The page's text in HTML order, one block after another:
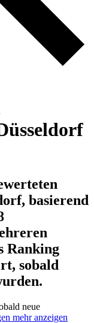
basierend
Ranking
sobald
neue
mehr anzeigen